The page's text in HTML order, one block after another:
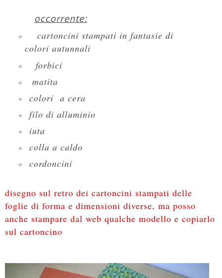
occorrente:
cartoncini stampati in fantasie di
colori autunnali
forbici
matita
colori a cera
filo di alluminio
iuta
colla a caldo
cordoncini
disegno sul retro dei cartoncini stampati delle
foglie di forma e dimensioni diverse, ma posso
anche stampare dal web qualche modello e copiarlo
sul cartoncino